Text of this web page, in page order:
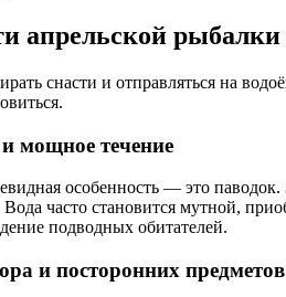
апрельской
снасти и отправляться на
мощное течение
особенность — это
Вода часто становится мутной,
подводных обитателей.
и посторонних предметов